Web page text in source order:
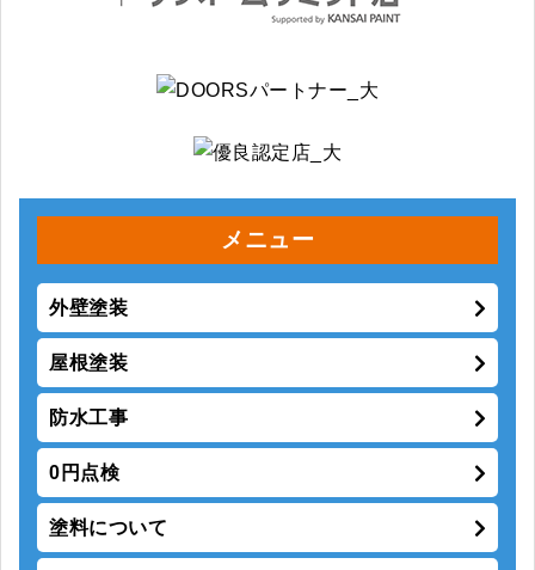
メニュー
外壁塗装
屋根塗装
防水工事
0円点検
塗料について